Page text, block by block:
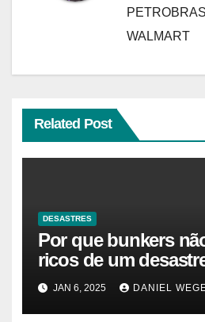
WALMART
Related Post
DESASTRES
Por que bunkers
ricos de um
JAN 6, 2025 DANIEL